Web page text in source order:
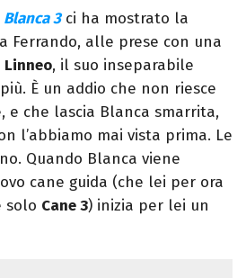
Blanca 3 ci ha mostrato la
Ferrando, alle prese con una
Linneo, il suo inseparabile
È un addio che non riesce
e che lascia Blanca smarrita,
l’abbiamo mai vista prima. Le
Quando Blanca viene
cane guida (che lei per ora
solo Cane 3) inizia per lei un